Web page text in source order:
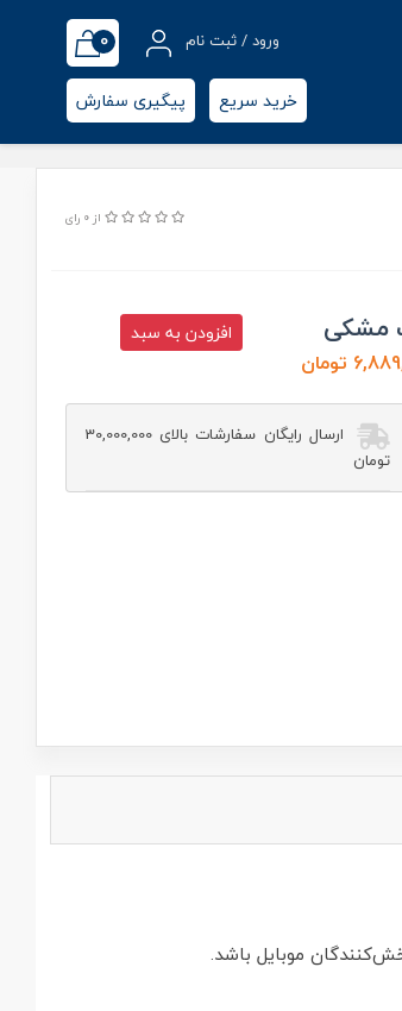
ورود / ثبت نام 0
خرید سریع پیگیری سفارش
از 0 رای
مشکی
تومان
افزودن به سبد
ارسال رایگان سفارشات بالای 30,000,000
تومان
موبایل باشد.